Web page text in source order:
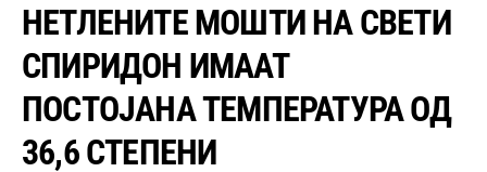
НЕТЛЕНИТЕ МОШТИ НА СВЕТИ
СПИРИДОН ИМААТ
ПОСТОЈАНА ТЕМПЕРАТУРА ОД
36,6 СТЕПЕНИ